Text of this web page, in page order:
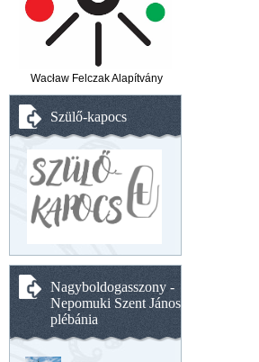
Wacław Felczak Alapítvány
Szülő-kapocs
Nagyboldogasszony -
Nepomuki Szent János
plébánia